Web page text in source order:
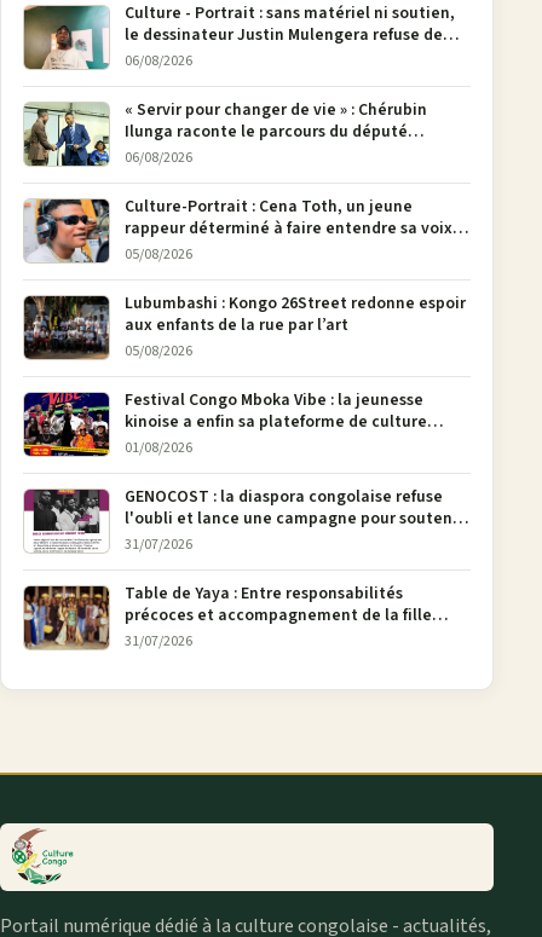
Culture - Portrait : sans matériel ni soutien,
le dessinateur Justin Mulengera refuse de
poser son crayon
06/08/2026
« Servir pour changer de vie » : Chérubin
Ilunga raconte le parcours du député
national Jethro Muyombi Tshimbu en 137
06/08/2026
Culture-Portrait : Cena Toth, un jeune
rappeur déterminé à faire entendre sa voix à
Bunia
05/08/2026
Lubumbashi : Kongo 26Street redonne espoir
aux enfants de la rue par l’art
05/08/2026
Festival Congo Mboka Vibe : la jeunesse
kinoise a enfin sa plateforme de culture
urbaine
01/08/2026
GENOCOST : la diaspora congolaise refuse
l'oubli et lance une campagne pour soutenir
la pétition FONAREV depuis Bruxelles
31/07/2026
Table de Yaya : Entre responsabilités
précoces et accompagnement de la fille
aînée, la diaspora en débat
31/07/2026
Portail numérique dédié à la culture congolaise - actualités,